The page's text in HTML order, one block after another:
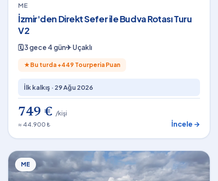
ME
İzmir'den Direkt Sefer ile Budva Rotası Turu
V2
🗓3 gece 4 gün✈Uçaklı
★ Bu turda +449 Tourperia Puan
İlk kalkış · 29 Ağu 2026
749 € /kişi
≈ 44.900 ₺
İncele →
ME